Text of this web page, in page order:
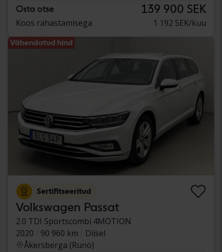
Osta otse 139 900 SEK
Koos rahastamisega 1 192 SEK/kuu
Vähendatud hind
Sertifitseeritud
Volkswagen Passat
2.0 TDI Sportscombi 4MOTION
2020
90 960 km
Diisel
Åkersberga (Runö)